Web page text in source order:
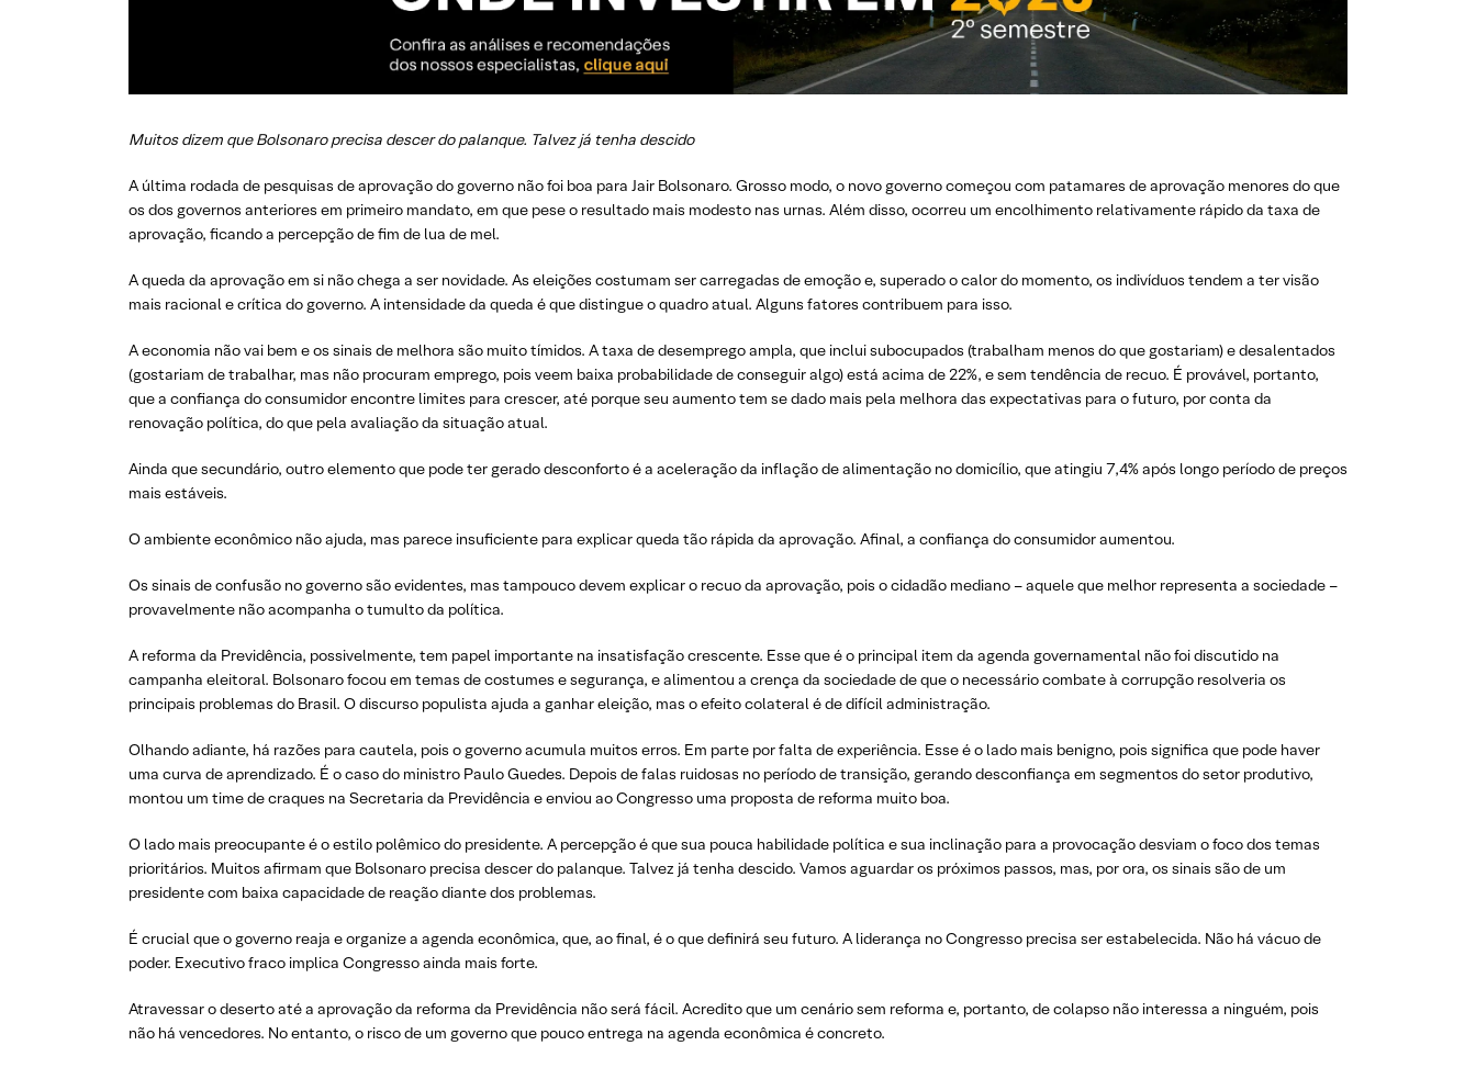
Muitos dizem que Bolsonaro precisa descer do palanque. Talvez já tenha descido
A última rodada de pesquisas de aprovação do governo não foi boa para Jair Bolsonaro. Grosso modo, o novo governo começou com patamares de aprovação menores do que
os dos governos anteriores em primeiro mandato, em que pese o resultado mais modesto nas urnas. Além disso, ocorreu um encolhimento relativamente rápido da taxa de
aprovação, ficando a percepção de fim de lua de mel.
A queda da aprovação em si não chega a ser novidade. As eleições costumam ser carregadas de emoção e, superado o calor do momento, os indivíduos tendem a ter visão
mais racional e crítica do governo. A intensidade da queda é que distingue o quadro atual. Alguns fatores contribuem para isso.
A economia não vai bem e os sinais de melhora são muito tímidos. A taxa de desemprego ampla, que inclui subocupados (trabalham menos do que gostariam) e desalentados
(gostariam de trabalhar, mas não procuram emprego, pois veem baixa probabilidade de conseguir algo) está acima de 22%, e sem tendência de recuo. É provável, portanto,
que a confiança do consumidor encontre limites para crescer, até porque seu aumento tem se dado mais pela melhora das expectativas para o futuro, por conta da
renovação política, do que pela avaliação da situação atual.
Ainda que secundário, outro elemento que pode ter gerado desconforto é a aceleração da inflação de alimentação no domicílio, que atingiu 7,4% após longo período de preços
mais estáveis.
O ambiente econômico não ajuda, mas parece insuficiente para explicar queda tão rápida da aprovação. Afinal, a confiança do consumidor aumentou.
Os sinais de confusão no governo são evidentes, mas tampouco devem explicar o recuo da aprovação, pois o cidadão mediano – aquele que melhor representa a sociedade –
provavelmente não acompanha o tumulto da política.
A reforma da Previdência, possivelmente, tem papel importante na insatisfação crescente. Esse que é o principal item da agenda governamental não foi discutido na
campanha eleitoral. Bolsonaro focou em temas de costumes e segurança, e alimentou a crença da sociedade de que o necessário combate à corrupção resolveria os
principais problemas do Brasil. O discurso populista ajuda a ganhar eleição, mas o efeito colateral é de difícil administração.
Olhando adiante, há razões para cautela, pois o governo acumula muitos erros. Em parte por falta de experiência. Esse é o lado mais benigno, pois significa que pode haver
uma curva de aprendizado. É o caso do ministro Paulo Guedes. Depois de falas ruidosas no período de transição, gerando desconfiança em segmentos do setor produtivo,
montou um time de craques na Secretaria da Previdência e enviou ao Congresso uma proposta de reforma muito boa.
O lado mais preocupante é o estilo polêmico do presidente. A percepção é que sua pouca habilidade política e sua inclinação para a provocação desviam o foco dos temas
prioritários. Muitos afirmam que Bolsonaro precisa descer do palanque. Talvez já tenha descido. Vamos aguardar os próximos passos, mas, por ora, os sinais são de um
presidente com baixa capacidade de reação diante dos problemas.
É crucial que o governo reaja e organize a agenda econômica, que, ao final, é o que definirá seu futuro. A liderança no Congresso precisa ser estabelecida. Não há vácuo de
poder. Executivo fraco implica Congresso ainda mais forte.
Atravessar o deserto até a aprovação da reforma da Previdência não será fácil. Acredito que um cenário sem reforma e, portanto, de colapso não interessa a ninguém, pois
não há vencedores. No entanto, o risco de um governo que pouco entrega na agenda econômica é concreto.